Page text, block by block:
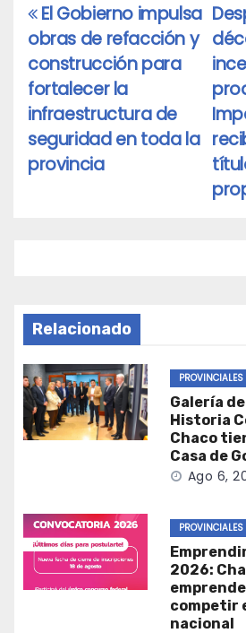
Navegación
de
entradas
El Gobierno impulsa
obras de refacción y
construcción para
fortalecer la
infraestructura de
seguridad en toda la
provincia
Relacionado
PROVINCIALES
Galería
Historia
Chaco
Casa de
Ago 6,
PROVINCIALES
2026:
competir
nacional